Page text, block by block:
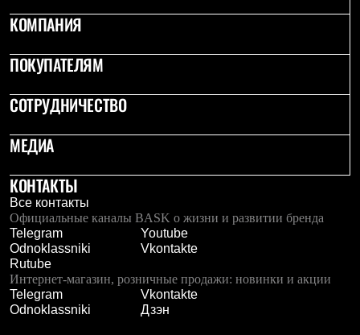
Сумки и баулы
Баулы
Сумки
Гермомешки
Полезные аксессуары
Книги
Коврики
Обувь
Сапоги
Ботинки
Мужская обувь
Ботинки
Кроссовки
Сапоги
Гамаши и бахилы
Гамаши
Бахилы
КОМПАНИЯ
ПОКУПАТЕЛЯМ
СОТРУДНИЧЕСТВО
МЕДИА
КОНТАКТЫ
Все контакты
Официальные каналы BASK о жизни и развитии бренда
Telegram
Youtube
Odnoklassniki
Vkontakte
Rutube
Интернет-магазин, розничные продажи: новинки и акции
Telegram
Vkontakte
Odnoklassniki
Дзэн